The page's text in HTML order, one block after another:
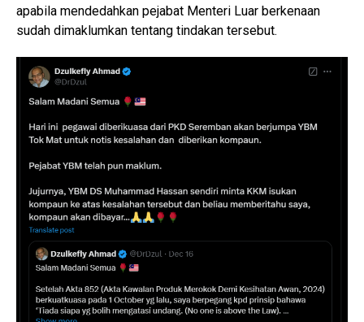
apabila mendedahkan pejabat Menteri Luar berkenaan
sudah dimaklumkan tentang tindakan tersebut.